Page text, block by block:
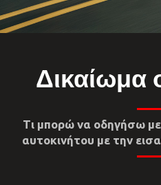
Δικαίωμα
Τι μπορώ να οδηγήσω
αυτοκινήτου με την